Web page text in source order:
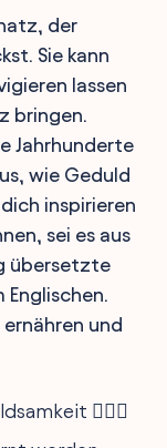
der
Sie kann
lassen
bringen.
Jahrhunderte
wie Geduld
dich inspirieren
sei es aus
übersetzte
und
🧘‍♂️✨